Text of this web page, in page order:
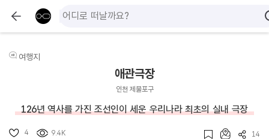
여행지
애관극장
인천 제물포구
126년 역사를 가진 조선인이 세운 우리나라 최초의 실내 극장
4 9.4K 14